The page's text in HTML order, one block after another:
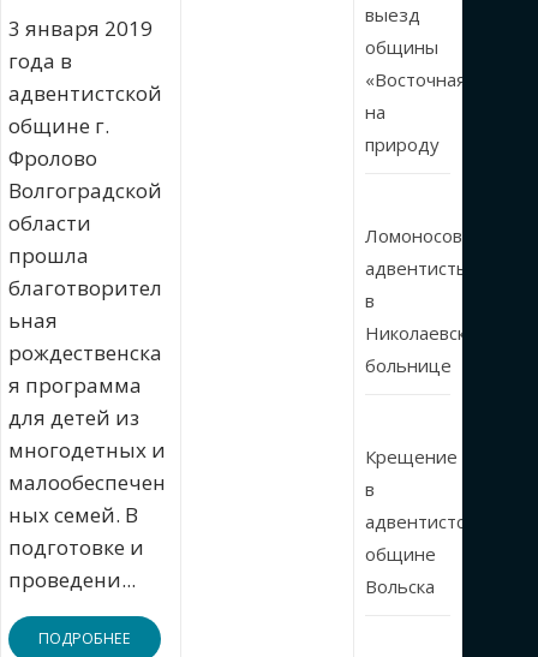
3 января 2019
года в
адвентистской
общине г.
Фролово
Волгоградской
области
прошла
благотворител
ьная
рождественска
я программа
для детей из
многодетных и
малообеспечен
ных семей. В
подготовке и
проведени...
ПОДРОБНЕЕ
выезд
общины
«Восточная»
на
природу
Ломоносовские
адвентисты
в
Николаевской
больнице
Крещение
в
адвентистской
общине
Вольска